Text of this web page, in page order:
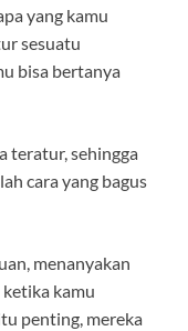
yang kamu
sesuatu
bisa bertanya
teratur, sehingga
cara yang bagus
menanyakan
kamu
penting, mereka